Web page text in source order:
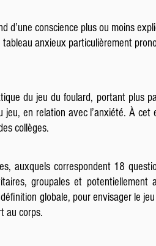
conscience plus ou moins
anxieux particulièrement
du jeu du foulard, portant plus
en relation avec l’anxiété. À
collèges.
auxquels correspondent 18
groupales et potentiellement
globale, pour envisager le
au corps.